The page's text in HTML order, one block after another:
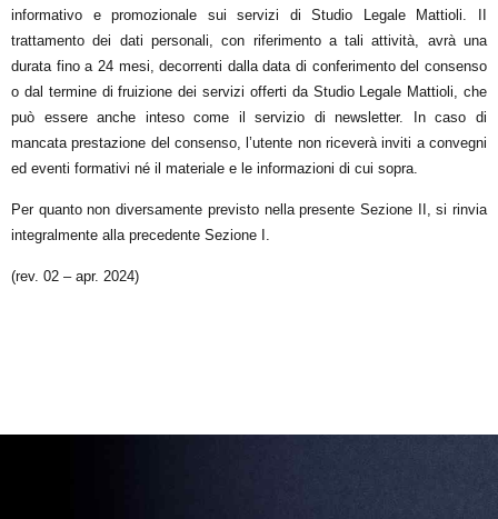
informativo e promozionale sui servizi diStudio Legale Mattioli
trattamento dei dati personali, con riferimento a tali attività, avrà una
durata fino a 24 mesi, decorrenti dalla data di conferimento del consenso
o dal termine di fruizione dei servizi offerti da Studio Legale Mattioli , che
può essere anche inteso come il servizio di newsletter. In caso di
mancata prestazione del consenso, l’utente non riceverà inviti a convegni
ed eventi formativi né il materiale e le informazioni di cui sopra.
Per quanto non diversamente previsto nella presente Sezione II, si rinvia
integralmente alla precedente Sezione I.
(rev. 02 – apr. 2024)